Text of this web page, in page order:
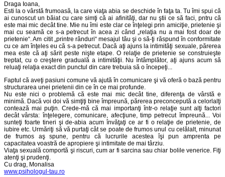
Draga Ioana,
Esti la o vârstă frumoasă, la care viaţa abia se deschide în faţa ta. Tu îmi spui că
ai cunoscut un băiat cu care simţi că ai afinităţi, dar nu ştii ce să faci, pntru că
este mai mic decât tine. Mie nu îmi este clar ce înţelegi prin amiciţie, prietenie şi
mai cu seamă ce s-a petrecut în acea zi când „relaţia nu a mai fost doar de
prietenie“. Am citit „printre rânduri“ mesajul tău şi o să-ţi răspund în conformitate
cu ce am înţeles eu că s-a petrecut. Dacă aţi ajuns la intimităţi sexuale, părerea
mea este că aţi sărit peste nişte etape. O relaţie de prietenie se construieşte
treptat, cu o creştere graduală a intimităţii. Nu întâmplător, aţi ajuns acum să
reluaţi relaţia exact din punctul din care trebuia să o începeţi...
Faptul că aveţi pasiuni comune vă ajută în comunicare şi vă oferă o bază pentru
structurarea unei prietenii din ce în ce mai profunde.
Nu este nici o problemă că este mai mic decât tine, diferenţa de vârstă e
minimă. Dacă voi doi vă simţiţi bine împreună, părerea preconcepută a celorlalţi
contează mai puţin. Crede-mă că mai importanţi într-o relaţie sunt alţi factori
decât vârsta: înţelegere, comunicare, afecţiune, timp petrecut împreună... Voi
sunteţi foarte tineri şi de-abia acum învăţaţi ce ar fi o relaţie de prietenie, de
iubire etc. Urmăriţi să vă purtaţi cât se poate de frumos unul cu celălalt, minunat
de frumos aş spune, pentru că lucrurile acestea îşi pun amprenta pe
capacitatea voastră de apropiere şi intimitate de mai târziu.
Viaţa sexuală comportă şi riscuri, cum ar fi sarcina sau chiar bolile venerice. Fiţi
atenţi şi prudenţi.
Cu drag, Monalisa
www.psihologul-tau.ro